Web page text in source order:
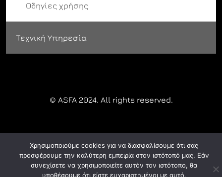
Οδηγίες χρήσης
Τεχνική Υπηρεσία
© ASFA 2024. All rights reserved.
Χρησιμοποιούμε cookies για να διασφαλίσουμε ότι σας
προσφέρουμε την καλύτερη εμπειρία στον ιστότοπό μας. Εάν
συνεχίσετε να χρησιμοποιείτε αυτόν τον ιστότοπο, θα
υποθέσουμε ότι είστε ευχαριστημένοι με αυτό.